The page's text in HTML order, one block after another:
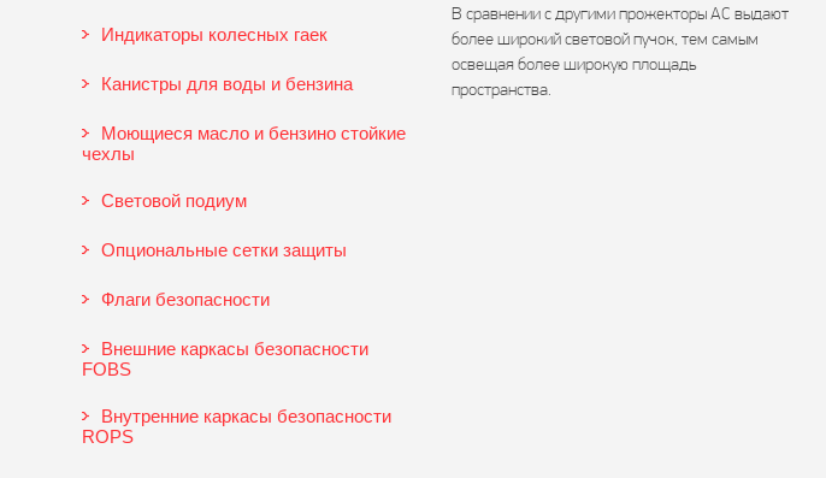
Индикаторы колесных гаек
Канистры для воды и бензина
Моющиеся масло и бензино стойкие
чехлы
Световой подиум
Опциональные сетки защиты
Флаги безопасности
Внешние каркасы безопасности
FOBS
Внутренние каркасы безопасности
ROPS
В сравнении с другими прожекторы AC выдают
более широкий световой пучок, тем самым
освещая более широкую площадь
пространства.